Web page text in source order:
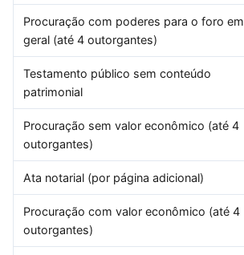
Procuração com poderes para o foro em
geral (até 4 outorgantes)
Testamento público sem conteúdo
patrimonial
Procuração sem valor econômico (até 4
outorgantes)
Ata notarial (por página adicional)
Procuração com valor econômico (até 4
outorgantes)